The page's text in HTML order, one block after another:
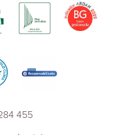
455